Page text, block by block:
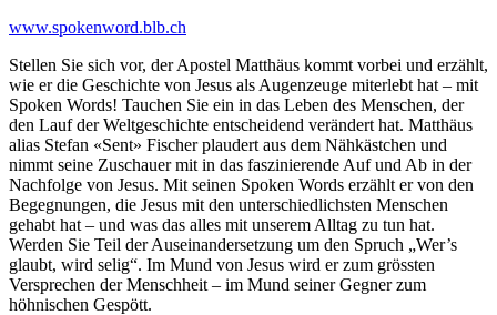
www.spokenword.blb.ch
Stellen Sie sich vor, der Apostel Matthäus kommt vorbei und erzählt,
wie er die Geschichte von Jesus als Augenzeuge miterlebt hat – mit
Spoken Words! Tauchen Sie ein in das Leben des Menschen, der
den Lauf der Weltgeschichte entscheidend verändert hat. Matthäus
alias Stefan «Sent» Fischer plaudert aus dem Nähkästchen und
nimmt seine Zuschauer mit in das faszinierende Auf und Ab in der
Nachfolge von Jesus. Mit seinen Spoken Words erzählt er von den
Begegnungen, die Jesus mit den unterschiedlichsten Menschen
gehabt hat – und was das alles mit unserem Alltag zu tun hat.
Werden Sie Teil der Auseinandersetzung um den Spruch „Wer’s
glaubt, wird selig“. Im Mund von Jesus wird er zum grössten
Versprechen der Menschheit – im Mund seiner Gegner zum
höhnischen Gespött.